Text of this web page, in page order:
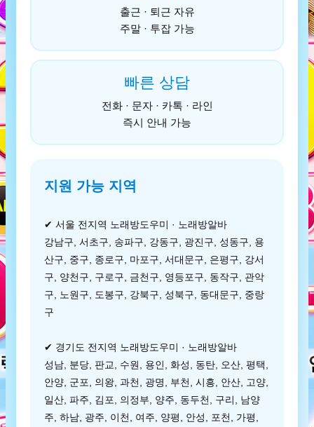
출근 · 퇴근 자유
주말 · 투잡 가능
빠른 상담
전화 · 문자 · 카톡 · 라인
즉시 안내 가능
지원 가능 지역
✔ 서울 전지역 노래방도우미 · 노래방알바
강남구, 서초구, 송파구, 강동구, 광진구, 성동구, 용
산구, 중구, 종로구, 마포구, 서대문구, 은평구, 강서
구, 양천구, 구로구, 금천구, 영등포구, 동작구, 관악
구, 노원구, 도봉구, 강북구, 성북구, 동대문구, 중랑
구
✔ 경기도 전지역 노래방도우미 · 노래방알바
성남, 분당, 판교, 수원, 용인, 화성, 동탄, 오산, 평택,
안양, 군포, 의왕, 과천, 광명, 부천, 시흥, 안산, 고양,
일산, 파주, 김포, 의정부, 양주, 동두천, 구리, 남양
주, 하남, 광주, 이천, 여주, 양평, 안성, 포천, 가평,